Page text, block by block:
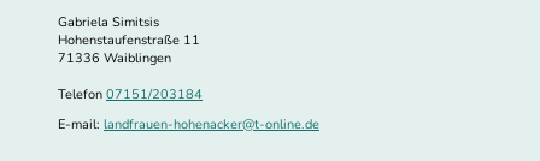
Gabriela Simitsis
Hohenstaufenstraße 11
71336 Waiblingen
Telefon 07151/203184
E-mail: landfrauen-hohenacker@t-online.de